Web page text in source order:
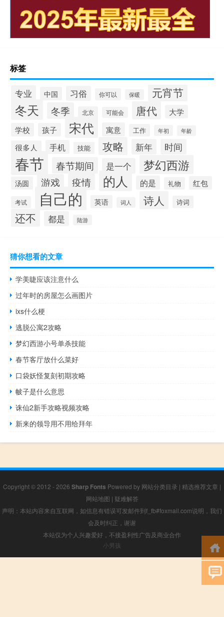
标签
专业 中国 习俗 你可以 保暖 元宵节
冬天 冬季 北京 可能会 唐代
大学
学校
孩子 宋代 寓意 工作 年初 年龄
很多人 手机 技能 攻略 新年 时间
春节 春节期间 是一个 梦幻西游
汤圆 游戏 疫情 的人 的是 礼物 红包
考试 自己的 英语 词人 诗人 诗词
还不 都是 陆游
猜你想看的文章
学美睫应该注意什么
过年时的房屋怎么画图片
ixs什么梗
逃脱公寓2攻略
梦幻西游小号单杀技能
春节客厅放什么菜好
口袋妖怪复刻初期攻略
帔子是什么意思
诛仙2新手攻略视频攻略
新来的领导用不用给拜年
Copyright © 2012 - 2026 Sharp Fonts Powered by 网站分类目录 | 精选推荐文章 |
网站地图 | 疑难解答
声明：本站内容来自互联网，如信息有错误可发邮件到f_fb#foxmail.com说明，我们
会及时纠正，谢谢
本站仅为个人兴趣爱好，不接盈利性广告及商业合作
小男孩